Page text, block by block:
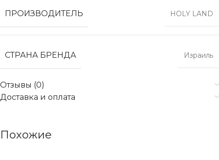
ПРОИЗВОДИТЕЛЬ
HOLY LAND
СТРАНА БРЕНДА Израиль
Отзывы (0)
Доставка и оплата
Похожие